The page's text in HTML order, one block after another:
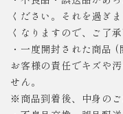
ください。それを過ぎ
くなりますので、ご了承
・一度開封された商品
お客様の責任でキズや
せん。
※商品到着後、中身のご